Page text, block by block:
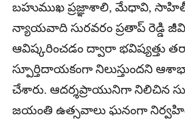
బహుముఖ ప్రజ్ఞాశాలి, మేధావి,
న్యాయవాది సురవరం ప్రతాప్ రెడ్డి
ఆవిష్కరించడం ద్వారా భవిష్యత్తు
స్పూర్తిదాయకంగా నిలుస్తుందని
చేశారు. ఆదర్శప్రాయునిగా నిలిచిన
జయంతి ఉత్సవాలు ఘనంగా